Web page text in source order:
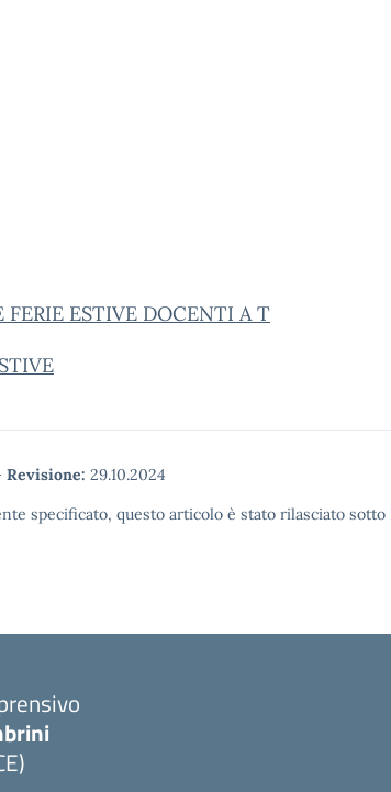
ESTIVE DOCENTI A T
Revisione: 29.10.2024
specificato, questo articolo è stato rilasciato